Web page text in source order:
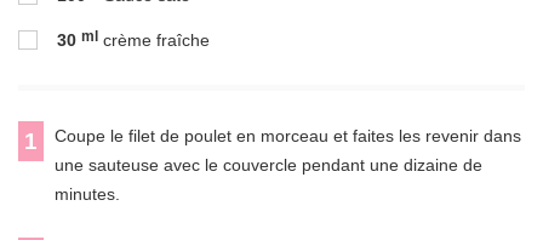
30 ml crème fraîche
1
Coupe le filet de poulet en morceau et faites les revenir dans
une sauteuse avec le couvercle pendant une dizaine de
minutes.